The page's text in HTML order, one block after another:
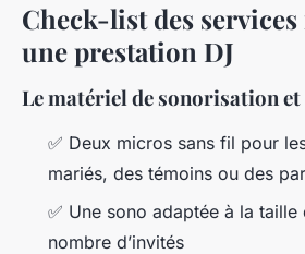
Check-list des
une prestation DJ
Le matériel de sonorisation
✅ Deux micros sans fil pour
mariés, des témoins ou des
✅ Une sono adaptée à la taille
nombre d’invités